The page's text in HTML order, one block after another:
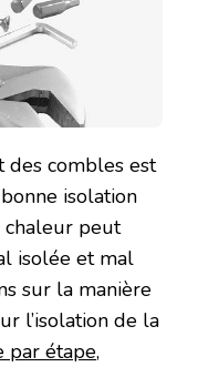
des combles est
isolation
chaleur peut
isolée et mal
sur la manière
l’isolation de la
par étape,